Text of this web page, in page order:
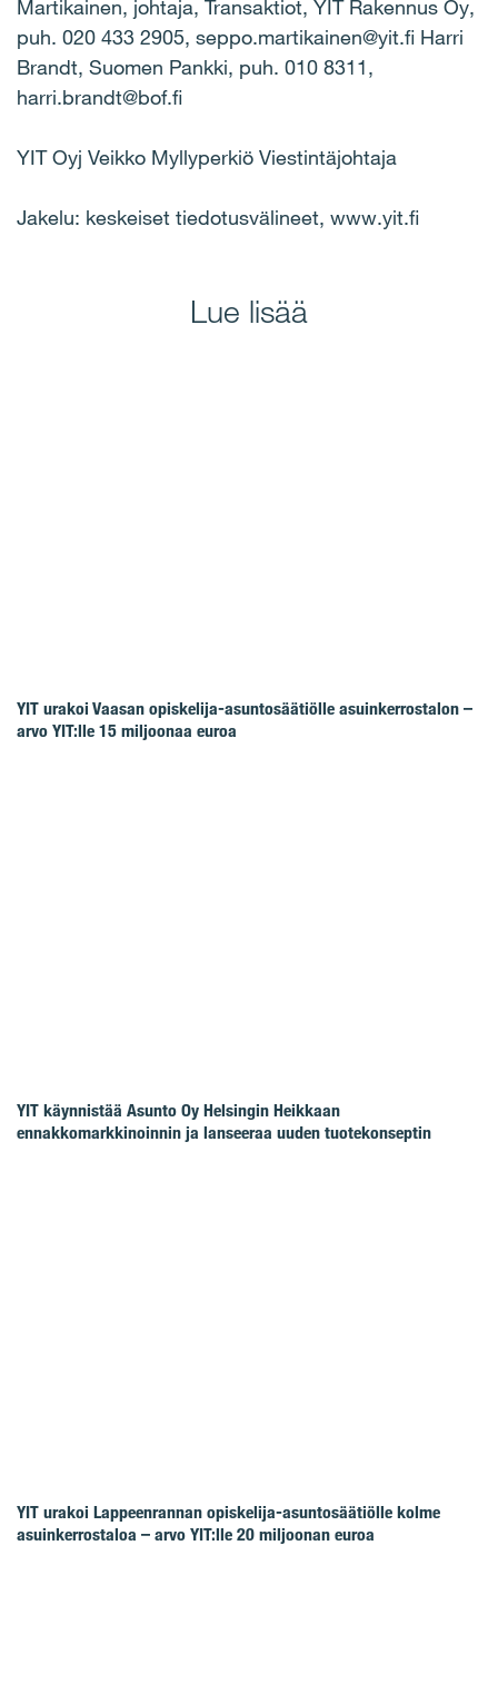
Martikainen, johtaja, Transaktiot, YIT Rakennus Oy,
puh. 020 433 2905, seppo.martikainen@yit.fi Harri
Brandt, Suomen Pankki, puh. 010 8311,
harri.brandt@bof.fi
YIT Oyj Veikko Myllyperkiö Viestintäjohtaja
Jakelu: keskeiset tiedotusvälineet, www.yit.fi
Lue lisää
YIT urakoi Vaasan opiskelija-asuntosäätiölle asuinkerrostalon –
arvo YIT:lle 15 miljoonaa euroa
YIT käynnistää Asunto Oy Helsingin Heikkaan
ennakkomarkkinoinnin ja lanseeraa uuden tuotekonseptin
YIT urakoi Lappeenrannan opiskelija-asuntosäätiölle kolme
asuinkerrostaloa – arvo YIT:lle 20 miljoonan euroa